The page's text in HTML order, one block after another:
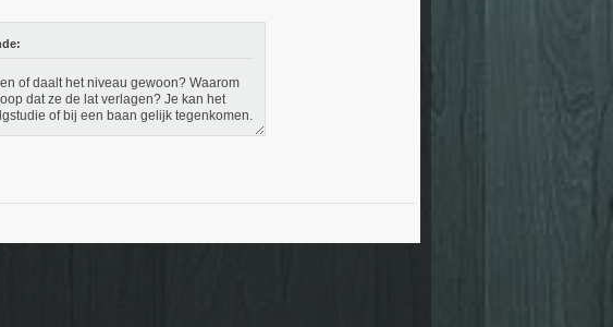
of daalt het niveau gewoon? Waarom
dat ze de lat verlagen? Je kan het
of bij een baan gelijk tegenkomen.